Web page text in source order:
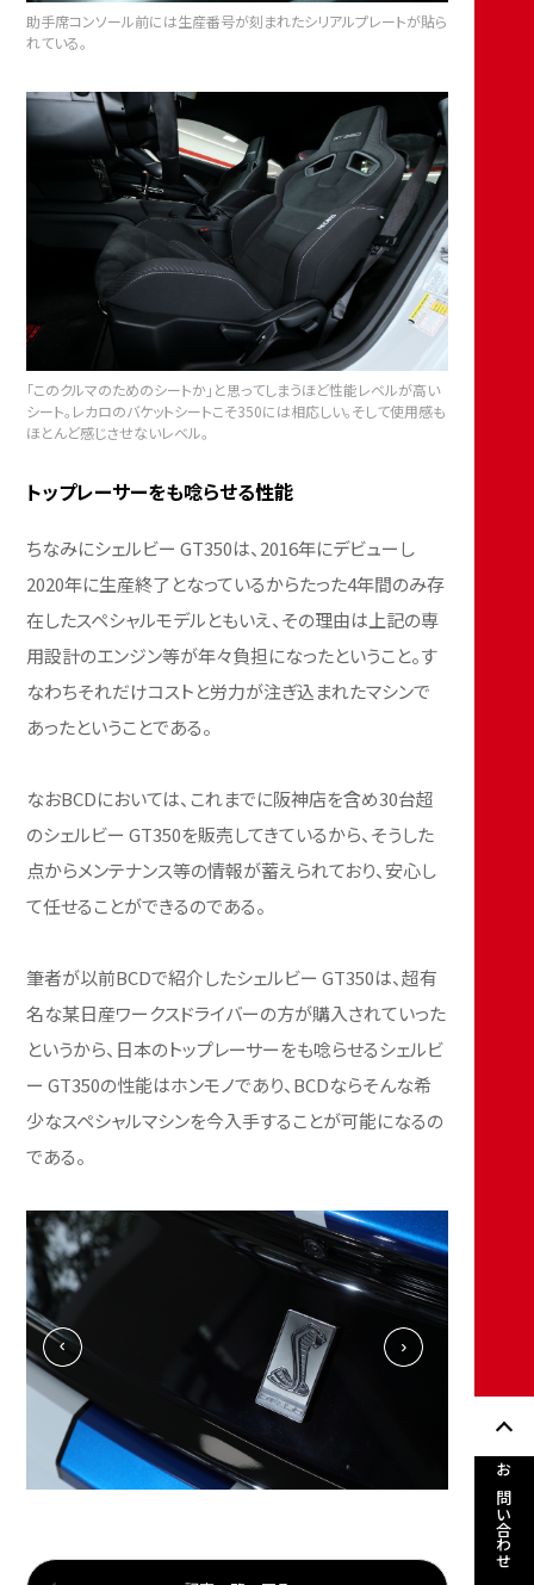
お問い合わせ
助手席コンソール前には生産番号が刻まれたシリアルプレートが貼ら
れている。
「このクルマのためのシートか」と思ってしまうほど性能レベルが高い
シート。レカロのバケットシートこそ350には相応しい。そして使用感も
ほとんど感じさせないレベル。
トップレーサーをも唸らせる性能
ちなみにシェルビー GT350は、2016年にデビューし
2020年に生産終了となっているからたった4年間のみ存
在したスペシャルモデルともいえ、その理由は上記の専
用設計のエンジン等が年々負担になったということ。す
なわちそれだけコストと労力が注ぎ込まれたマシンで
あったということである。
なおBCDにおいては、これまでに阪神店を含め30台超
のシェルビー GT350を販売してきているから、そうした
点からメンテナンス等の情報が蓄えられており、安心し
て任せることができるのである。
筆者が以前BCDで紹介したシェルビー GT350は、超有
名な某日産ワークスドライバーの方が購入されていった
というから、日本のトップレーサーをも唸らせるシェルビ
ー GT350の性能はホンモノであり、BCDならそんな希
少なスペシャルマシンを今入手することが可能になるの
である。